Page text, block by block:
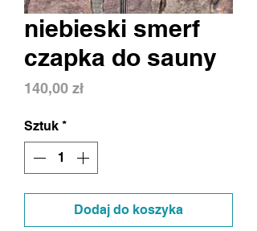
niebieski smerf
czapka do sauny
140,00 złCena
Sztuk *
Dodaj do koszyka